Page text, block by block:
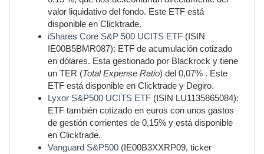
valor liquidativo del fondo. Este ETF está
disponible en Clicktrade.
iShares Core S&P 500 UCITS ETF (ISIN
IE00B5BMR087): ETF de acumulación cotizado
en dólares. Esta gestionado por Blackrock y tiene
un TER (Total Expense Ratio) del 0,07% . Este
ETF está disponible en Clicktrade y Degiro.
Lyxor S&P500 UCITS ETF (ISIN LU1135865084):
ETF también cotizado en euros con unos gastos
de gestión corrientes de 0,15% y está disponible
en Clicktrade.
Vanguard S&P500 (IE00B3XXRP09, ticker